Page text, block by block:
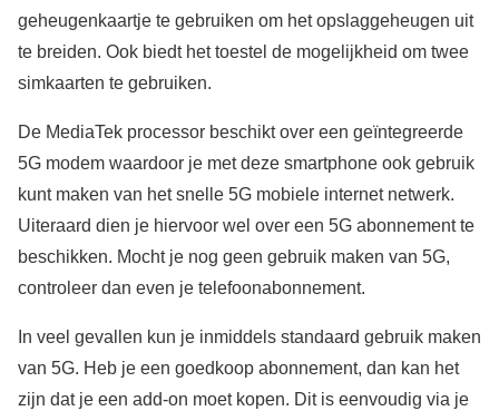
geheugenkaartje te gebruiken om het opslaggeheugen uit
te breiden. Ook biedt het toestel de mogelijkheid om twee
simkaarten te gebruiken.
De MediaTek processor beschikt over een geïntegreerde
5G modem waardoor je met deze smartphone ook gebruik
kunt maken van het snelle 5G mobiele internet netwerk.
Uiteraard dien je hiervoor wel over een 5G abonnement te
beschikken. Mocht je nog geen gebruik maken van 5G,
controleer dan even je telefoonabonnement.
In veel gevallen kun je inmiddels standaard gebruik maken
van 5G. Heb je een goedkoop abonnement, dan kan het
zijn dat je een add-on moet kopen. Dit is eenvoudig via je